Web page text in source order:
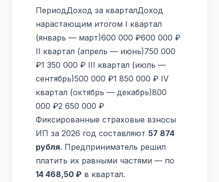
ПериодДоход за кварталДоход
нарастающим итогом I квартал
(январь — март)600 000 ₽600 000 ₽
II квартал (апрель — июнь)750 000
₽1 350 000 ₽ III квартал (июль —
сентябрь)500 000 ₽1 850 000 ₽ IV
квартал (октябрь — декабрь)800
000 ₽2 650 000 ₽
Фиксированные страховые взносы
ИП за 2026 год составляют 57 874
рубля. Предприниматель решил
платить их равными частями — по
14 468,50 ₽ в квартал.